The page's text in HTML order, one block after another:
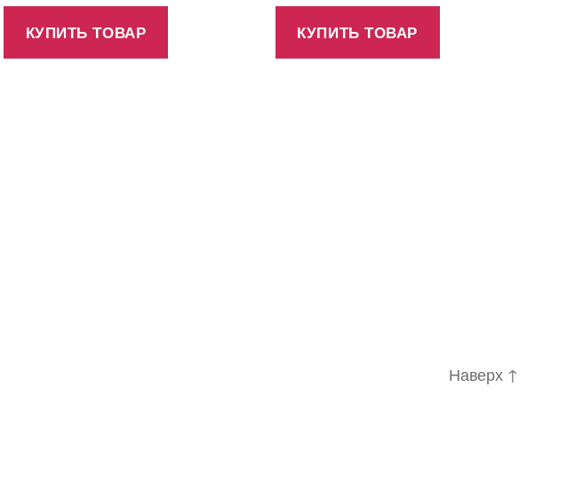
КУПИТЬ ТОВАР КУПИТЬ ТОВАР
Наверх ↑